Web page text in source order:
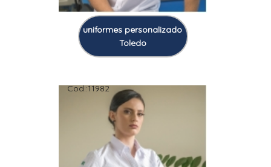
uniformes personalizado
Toledo
Cod.:11982